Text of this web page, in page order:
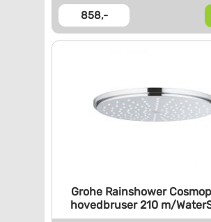
858,-
Grohe Rainshower
hovedbruser 210 m/